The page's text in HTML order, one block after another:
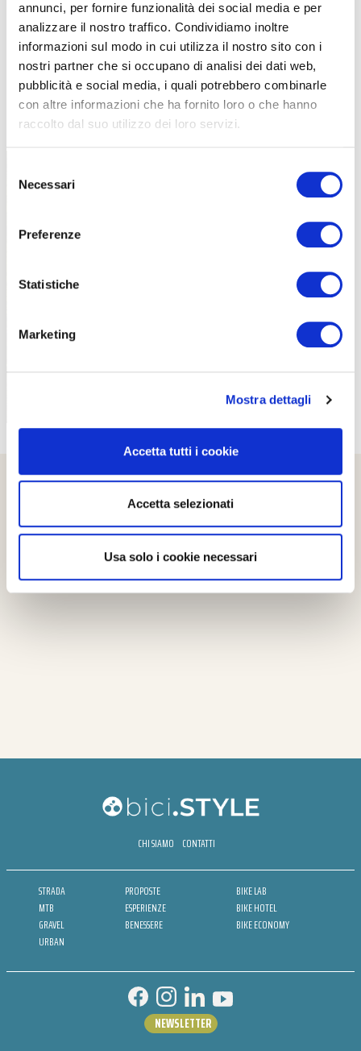
annunci, per fornire funzionalità dei social media e per
analizzare il nostro traffico. Condividiamo inoltre
informazioni sul modo in cui utilizza il nostro sito con i
nostri partner che si occupano di analisi dei dati web,
pubblicità e social media, i quali potrebbero combinarle
con altre informazioni che ha fornito loro o che hanno
raccolto dal suo utilizzo dei loro servizi.
delNecessari
Preferenze
Statistiche
Marketing
Mostra dettagli
Accetta tutti i cookie
Accetta selezionati
Usa solo i cookie necessari
TUTTE LE CATEGORIE DEL MAGAZINE
CHI SIAMO CONTATTI
STRADA
MTB
GRAVEL
URBAN
PROPOSTE
ESPERIENZE
BENESSERE
BIKE LAB
BIKE HOTEL
BIKE ECONOMY
NEWSLETTER